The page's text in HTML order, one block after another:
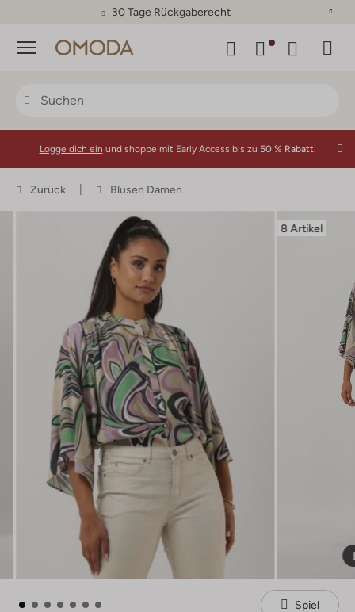
30 Tage Rückgaberecht
Menü
Logge dich ein und shoppe mit Early Access bis zu 50 % Rabatt.
Zurück Blusen Damen
8 Artikel
Spiel